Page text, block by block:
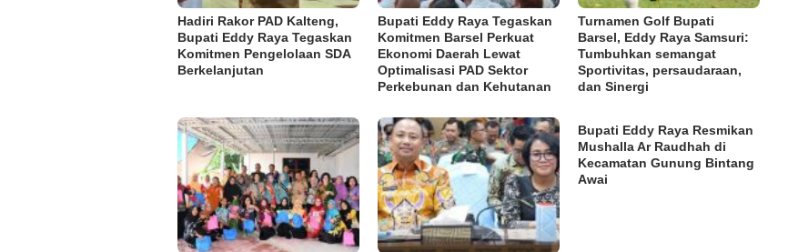
Hadiri Rakor PAD Kalteng,
Bupati Eddy Raya Tegaskan
Komitmen Pengelolaan SDA
Berkelanjutan
Bupati Eddy Raya Tegaskan
Komitmen Barsel Perkuat
Ekonomi Daerah Lewat
Optimalisasi PAD Sektor
Perkebunan dan Kehutanan
Turnamen Golf Bupati
Barsel, Eddy Raya Samsuri:
Tumbuhkan semangat
Sportivitas, persaudaraan,
dan Sinergi
Bupati Eddy Raya Resmikan
Mushalla Ar Raudhah di
Kecamatan Gunung Bintang
Awai